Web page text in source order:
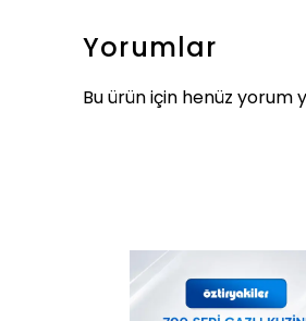
Yorumlar
Bu ürün için henüz yorum